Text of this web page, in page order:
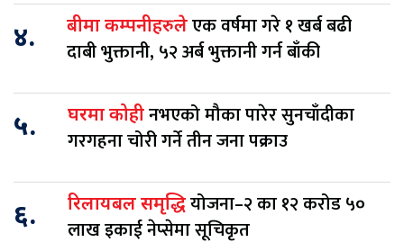
४. बीमा कम्पनीहरुलेएक वर्षमा गरे १ खर्ब बढी
दाबी भुक्तानी, ५२ अर्ब भुक्तानी गर्न बाँकी
५. घरमा कोहीनभएको मौका पारेर सुनचाँदीका
गरगहना चोरी गर्ने तीन जना पक्राउ
६. रिलायबल समृद्धियोजना–२ का १२ करोड ५०
लाख इकाई नेप्सेमा सूचिकृत